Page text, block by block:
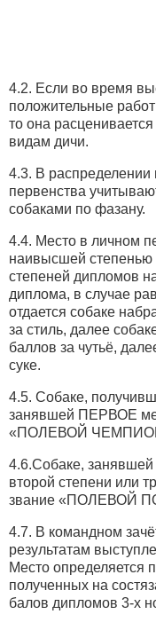
4.2. Если во время
положительные
то она
видам дичи.
4.3. В распределении
первенства
собаками по фазану.
4.4. Место в личном
наивысшей степенью
степеней дипломов
диплома, в случае
отдается собаке
за стиль, далее
баллов за чутьё,
суке.
4.5. Собаке,
занявшей ПЕРВОЕ
«ПОЛЕВОЙ
4.6.Собаке,
второй степени или
звание «ПОЛЕВОЙ
4.7. В командном
результатам
Место определяется
полученных на
балов дипломов 3-х